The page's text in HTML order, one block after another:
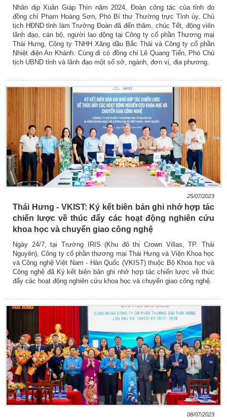
Nhân dịp Xuân Giáp Thìn năm 2024, Đoàn công tác của tỉnh do
đồng chí Phạm Hoàng Sơn, Phó Bí thư Thường trực Tỉnh ủy, Chủ
tịch HĐND tỉnh làm Trưởng Đoàn đã đến thăm, chúc Tết, động viên
lãnh đạo, cán bộ, người lao động tại Công ty cổ phần Thương mại
Thái Hưng, Công ty TNHH Xăng dầu Bắc Thái và Công ty cổ phần
Nhiệt điện An Khánh. Cùng đi có đồng chí Lê Quang Tiến, Phó Chủ
tịch UBND tỉnh và lãnh đạo một số sở, ngành, đơn vị, địa phương.
25/07/2023
Thái Hưng - VKIST: Ký kết biên bản ghi nhớ hợp tác
chiến lược về thúc đẩy các hoạt động nghiên cứu
khoa học và chuyển giao công nghệ
Ngày 24/7, tại Trường IRIS (Khu đô thị Crown Villas, TP. Thái
Nguyên), Công ty cổ phần thương mại Thái Hưng và Viện Khoa học
và Công nghệ Việt Nam - Hàn Quốc (VKIST) thuộc Bộ Khoa học và
Công nghệ đã Ký kết biên bản ghi nhớ hợp tác chiến lược về thúc
đẩy các hoạt động nghiên cứu khoa học và chuyển giao công nghệ.
08/07/2023